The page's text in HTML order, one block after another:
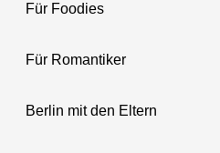
Für Foodies
Für Romantiker
Berlin mit den Eltern